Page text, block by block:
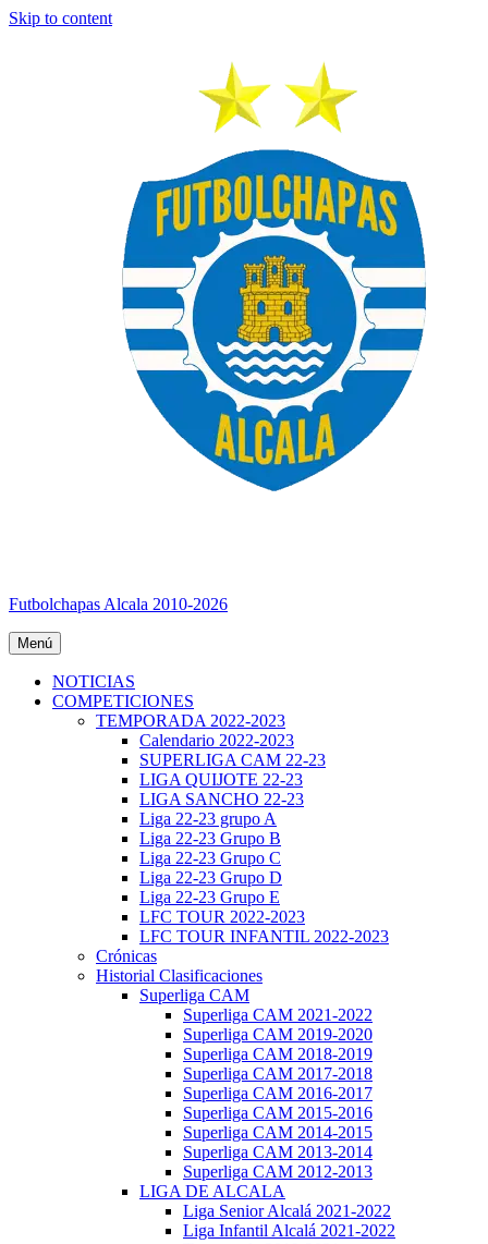
Skip to content
Futbolchapas Alcala 2010-2026
Menú
NOTICIAS
COMPETICIONES
TEMPORADA 2022-2023
Calendario 2022-2023
SUPERLIGA CAM 22-23
LIGA QUIJOTE 22-23
LIGA SANCHO 22-23
Liga 22-23 grupo A
Liga 22-23 Grupo B
Liga 22-23 Grupo C
Liga 22-23 Grupo D
Liga 22-23 Grupo E
LFC TOUR 2022-2023
LFC TOUR INFANTIL 2022-2023
Crónicas
Historial Clasificaciones
Superliga CAM
Superliga CAM 2021-2022
Superliga CAM 2019-2020
Superliga CAM 2018-2019
Superliga CAM 2017-2018
Superliga CAM 2016-2017
Superliga CAM 2015-2016
Superliga CAM 2014-2015
Superliga CAM 2013-2014
Superliga CAM 2012-2013
LIGA DE ALCALA
Liga Senior Alcalá 2021-2022
Liga Infantil Alcalá 2021-2022